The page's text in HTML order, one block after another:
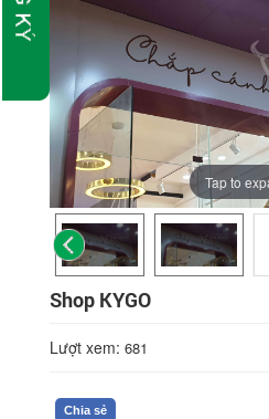
Tap to
Shop KYGO
Lượt xem: 681
Chia sẻ